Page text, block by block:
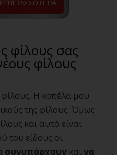
φίλους σας
φίλους
Η κοπέλα μου
της φίλους. Όμως
και αυτό είναι
του είδους οι
συνυπάρχουν καινα